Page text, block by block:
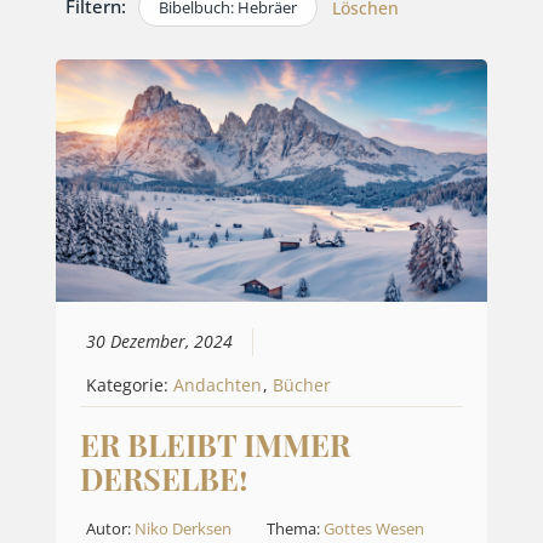
Filtern: Bibelbuch: Hebräer Löschen
30 Dezember, 2024
Kategorie:Andachten, Bücher
ER BLEIBT IMMER
DERSELBE!
Autor: Niko Derksen Thema:Gottes Wesen